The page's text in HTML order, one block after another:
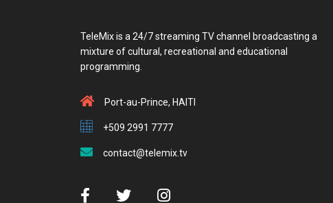
TeleMix is a 24/7 streaming TV channel broadcasting a
mixture of cultural, recreational and educational
programming.
Port-au-Prince, HAITI
+509 2991 7777
contact@telemix.tv